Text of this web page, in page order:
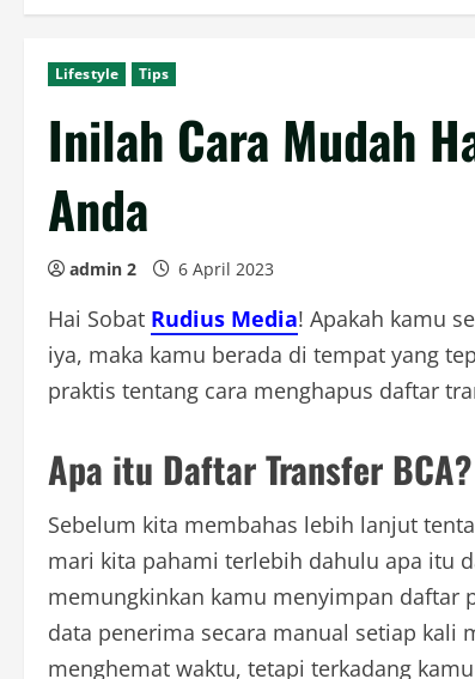
Lifestyle Tips
Inilah Cara Mudah
Anda
admin 2 6 April 2023
Hai Sobat Rudius Media! Apakah kamu
iya, maka kamu berada di tempat yang
praktis tentang cara menghapus daftar
Apa itu Daftar Transfer BCA?
Sebelum kita membahas lebih lanjut
mari kita pahami terlebih dahulu apa itu
memungkinkan kamu menyimpan daftar
data penerima secara manual setiap kali
menghemat waktu, tetapi terkadang